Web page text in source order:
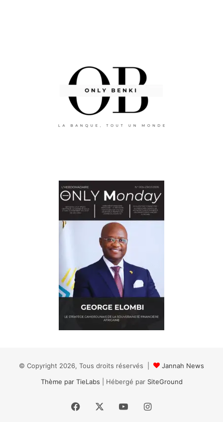
© Copyright 2026, Tous droits réservés |
Jannah News
Thème par TieLabs | Hébergé par SiteGround
Facebook YouTubeInstagram